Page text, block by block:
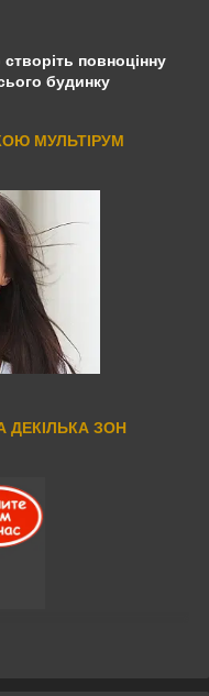
повноцінну
будинку
МУЛЬТІРУМ
ЗОН